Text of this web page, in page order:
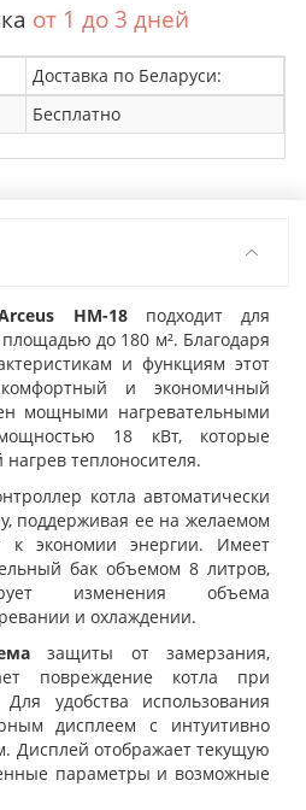
от 1 до 3 дней
Доставка по Беларуси:
Бесплатно
HM-18подходит для
до 180 м². Благодаря
и функциям этот
и экономичный
мощными нагревательными
18 кВт, которые
теплоносителя.
котла автоматически
поддерживая ее на желаемом
к экономии энергии. Имеет
бак объемом 8 литров,
изменения объема
и охлаждении.
защиты от замерзания,
повреждение котла при
удобства использования
дисплеем с интуитивно
Дисплей отображает текущую
параметры и возможные